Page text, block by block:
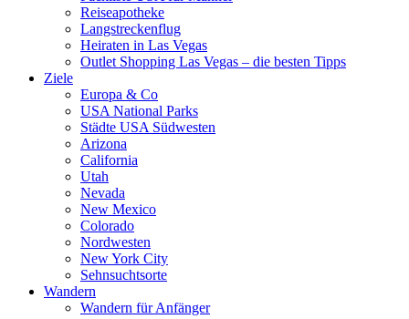
Reiseapotheke
Langstreckenflug
Heiraten in Las Vegas
Outlet Shopping Las Vegas – die besten Tipps
Ziele
Europa & Co
USA National Parks
Städte USA Südwesten
Arizona
California
Utah
Nevada
New Mexico
Colorado
Nordwesten
New York City
Sehnsuchtsorte
Wandern
Wandern für Anfänger